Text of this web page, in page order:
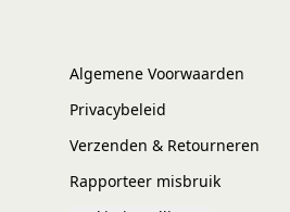
Algemene Voorwaarden
Privacybeleid
Verzenden & Retourneren
Rapporteer misbruik